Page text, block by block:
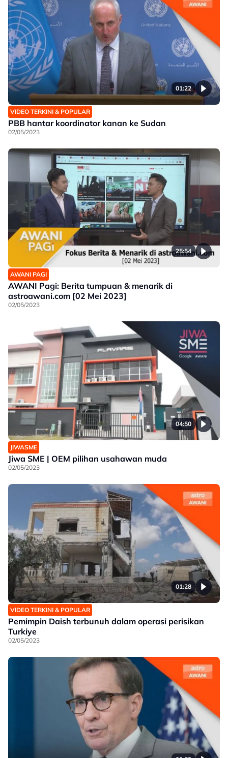
01:22
VIDEO TERKINI & POPULAR
PBB hantar koordinator kanan ke Sudan
02/05/2023
25:54
AWANI PAGI
AWANI Pagi: Berita tumpuan & menarik di
astroawani.com [02 Mei 2023]
02/05/2023
04:50
JIWASME
Jiwa SME | OEM pilihan usahawan muda
02/05/2023
01:28
VIDEO TERKINI & POPULAR
Pemimpin Daish terbunuh dalam operasi perisikan
Turkiye
02/05/2023